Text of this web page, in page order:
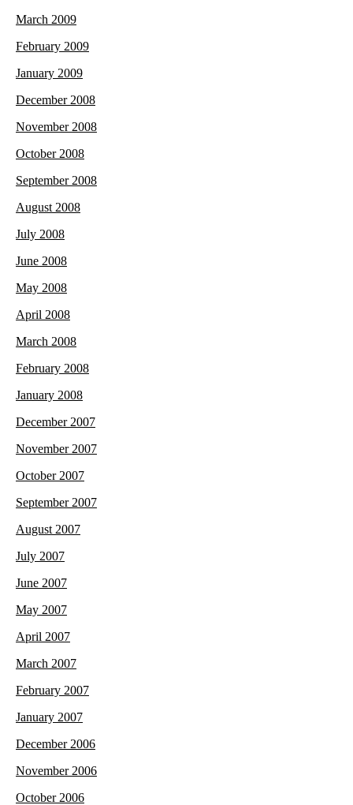
March 2009
February 2009
January 2009
December 2008
November 2008
October 2008
September 2008
August 2008
July 2008
June 2008
May 2008
April 2008
March 2008
February 2008
January 2008
December 2007
November 2007
October 2007
September 2007
August 2007
July 2007
June 2007
May 2007
April 2007
March 2007
February 2007
January 2007
December 2006
November 2006
October 2006